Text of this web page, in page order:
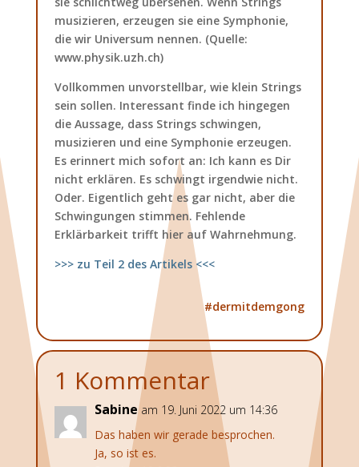
musizieren, erzeugen sie eine Symphonie,
die wir Universum nennen. (Quelle:
www.physik.uzh.ch)
Vollkommen unvorstellbar, wie klein Strings
sein sollen. Interessant finde ich hingegen
die Aussage, dass Strings schwingen,
musizieren und eine Symphonie erzeugen.
Es erinnert mich sofort an: Ich kann es Dir
nicht erklären. Es schwingt irgendwie nicht.
Oder. Eigentlich geht es gar nicht, aber die
Schwingungen stimmen. Fehlende
Erklärbarkeit trifft hier auf Wahrnehmung.
>>> zu Teil 2 des Artikels <<<
#dermitdemgong
1 Kommentar
Sabine am 19. Juni 2022 um 14:36
Das haben wir gerade besprochen.
Ja, so ist es.